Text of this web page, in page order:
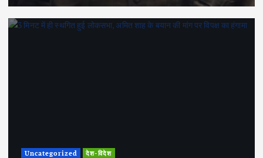
Uncategorized देश-विदेश